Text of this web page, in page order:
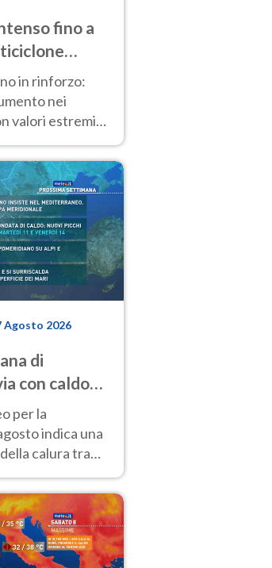
fino a
in rinforzo:
nei
valori estremi
Agosto 2026
di
con caldo
temporale
per la
indica una
calura tra